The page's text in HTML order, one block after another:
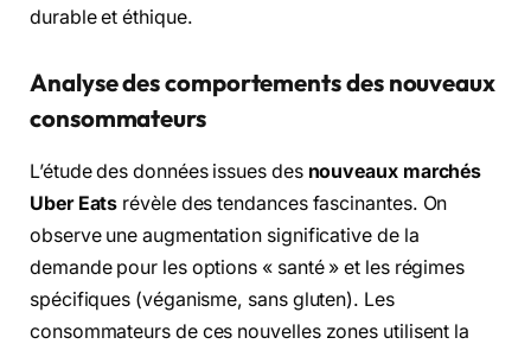
durable et éthique.
Analyse des comportements des nouveaux
consommateurs
L’étude des données issues des nouveaux marchés
Uber Eats révèle des tendances fascinantes. On
observe une augmentation significative de la
demande pour les options « santé » et les régimes
spécifiques (véganisme, sans gluten). Les
consommateurs de ces nouvelles zones utilisent la